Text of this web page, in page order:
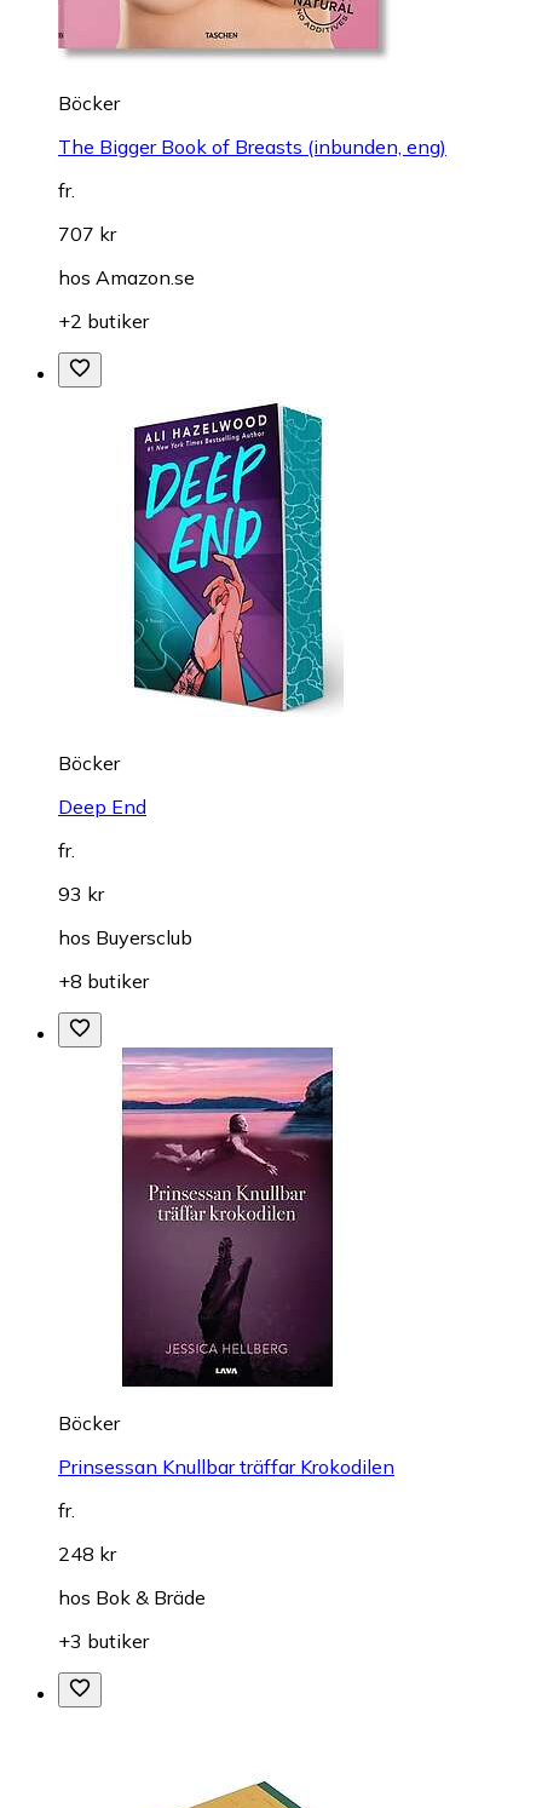
Böcker
The Bigger Book of Breasts (inbunden, eng)
fr.
707 kr
hos Amazon.se
+2 butiker
Böcker
Deep End
fr.
93 kr
hos Buyersclub
+8 butiker
Böcker
Prinsessan Knullbar träffar Krokodilen
fr.
248 kr
hos Bok & Bräde
+3 butiker